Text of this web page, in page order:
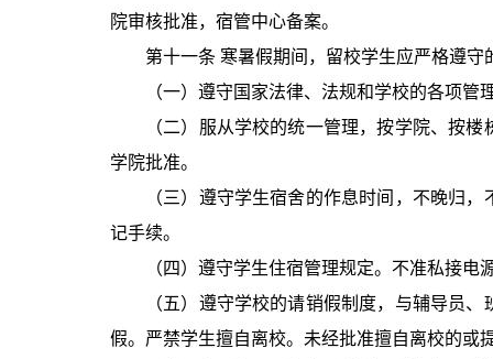
院审核批准，宿管中心备案。
第十一条 寒暑假期间，留校学生应严格遵守
（一）遵守国家法律、法规和学校的各项
（二）服从学校的统一管理，按学院、按
学院批准。
（三）遵守学生宿舍的作息时间，不晚归
记手续。
（四）遵守学生住宿管理规定。不准私接
（五）遵守学校的请销假制度，与辅导员
假。严禁学生擅自离校。未经批准擅自离校的或